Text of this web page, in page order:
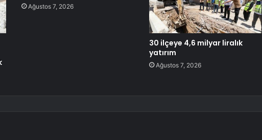
Ağustos 7, 2026
30 ilçeye 4,6 milyar liralık
yatırım
Ağustos 7, 2026